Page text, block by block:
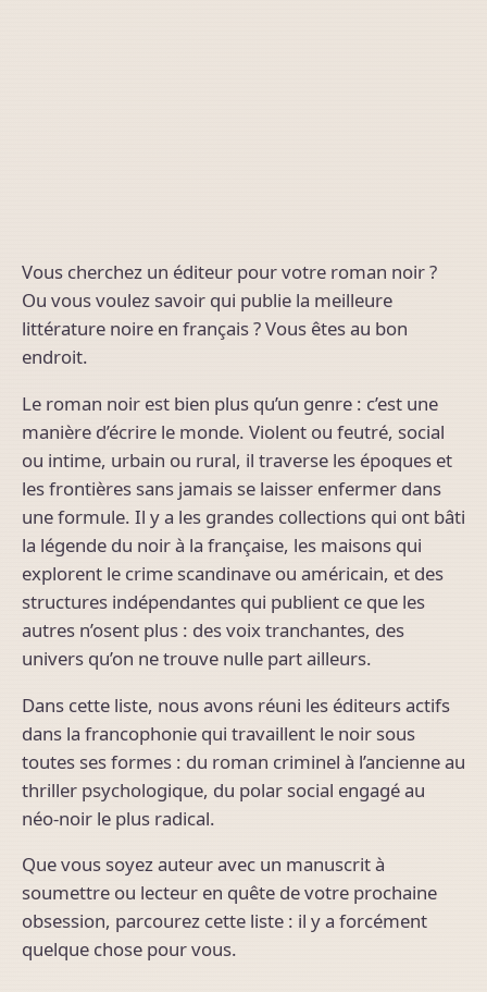
Vous cherchez un éditeur pour votre roman noir ?
Ou vous voulez savoir qui publie la meilleure
littérature noire en français ? Vous êtes au bon
endroit.
Le roman noir est bien plus qu’un genre : c’est une
manière d’écrire le monde. Violent ou feutré, social
ou intime, urbain ou rural, il traverse les époques et
les frontières sans jamais se laisser enfermer dans
une formule. Il y a les grandes collections qui ont bâti
la légende du noir à la française, les maisons qui
explorent le crime scandinave ou américain, et des
structures indépendantes qui publient ce que les
autres n’osent plus : des voix tranchantes, des
univers qu’on ne trouve nulle part ailleurs.
Dans cette liste, nous avons réuni les éditeurs actifs
dans la francophonie qui travaillent le noir sous
toutes ses formes : du roman criminel à l’ancienne au
thriller psychologique, du polar social engagé au
néo-noir le plus radical.
Que vous soyez auteur avec un manuscrit à
soumettre ou lecteur en quête de votre prochaine
obsession, parcourez cette liste : il y a forcément
quelque chose pour vous.